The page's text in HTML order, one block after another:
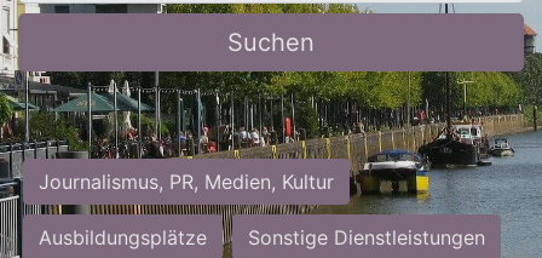
Suchen
Journalismus, PR, Medien, Kultur
Ausbildungsplätze Sonstige Dienstleistungen